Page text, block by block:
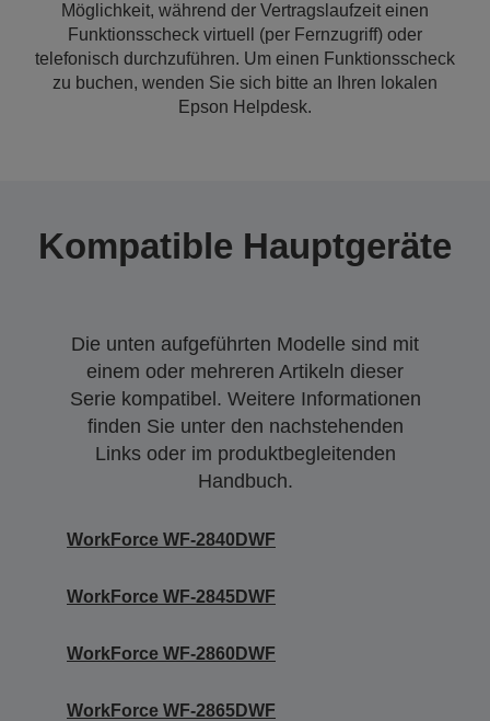
Möglichkeit, während der Vertragslaufzeit einen
Funktionsscheck virtuell (per Fernzugriff) oder
telefonisch durchzuführen. Um einen Funktionsscheck
zu buchen, wenden Sie sich bitte an Ihren lokalen
Epson Helpdesk.
Kompatible Hauptgeräte
Die unten aufgeführten Modelle sind mit
einem oder mehreren Artikeln dieser
Serie kompatibel. Weitere Informationen
finden Sie unter den nachstehenden
Links oder im produktbegleitenden
Handbuch.
WorkForce WF-2840DWF
WorkForce WF-2845DWF
WorkForce WF-2860DWF
WorkForce WF-2865DWF